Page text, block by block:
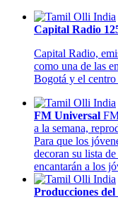
Capital Radio
Capital Radio,
como una de las
Bogotá y el centro
FM Universal
a la semana,
Para que los
decoran su lista
encantarán a los
Producciones